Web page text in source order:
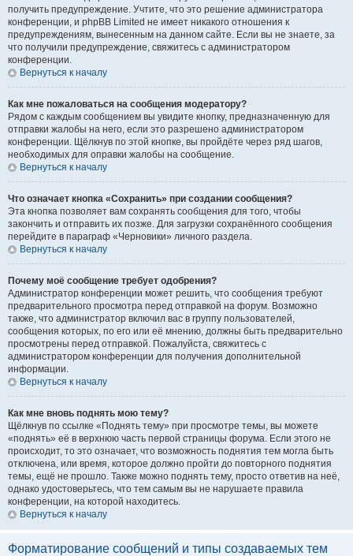
получить предупреждение. Учтите, что это решение администратора
конференции, и phpBB Limited не имеет никакого отношения к
предупреждениям, вынесенным на данном сайте. Если вы не знаете, за
что получили предупреждение, свяжитесь с администратором
конференции.
Вернуться к началу
Как мне пожаловаться на сообщения модератору?
Рядом с каждым сообщением вы увидите кнопку, предназначенную для
отправки жалобы на него, если это разрешено администратором
конференции. Щёлкнув по этой кнопке, вы пройдёте через ряд шагов,
необходимых для оправки жалобы на сообщение.
Вернуться к началу
Что означает кнопка «Сохранить» при создании сообщения?
Эта кнопка позволяет вам сохранять сообщения для того, чтобы
закончить и отправить их позже. Для загрузки сохранённого сообщения
перейдите в параграф «Черновики» личного раздела.
Вернуться к началу
Почему моё сообщение требует одобрения?
Администратор конференции может решить, что сообщения требуют
предварительного просмотра перед отправкой на форум. Возможно
также, что администратор включил вас в группу пользователей,
сообщения которых, по его или её мнению, должны быть предварительно
просмотрены перед отправкой. Пожалуйста, свяжитесь с
администратором конференции для получения дополнительной
информации.
Вернуться к началу
Как мне вновь поднять мою тему?
Щёлкнув по ссылке «Поднять тему» при просмотре темы, вы можете
«поднять» её в верхнюю часть первой страницы форума. Если этого не
происходит, то это означает, что возможность поднятия тем могла быть
отключена, или время, которое должно пройти до повторного поднятия
темы, ещё не прошло. Также можно поднять тему, просто ответив на неё,
однако удостоверьтесь, что тем самым вы не нарушаете правила
конференции, на которой находитесь.
Вернуться к началу
Форматирование сообщений и типы создаваемых тем